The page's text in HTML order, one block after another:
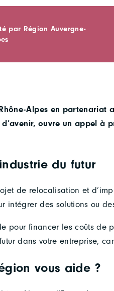
par Région Auvergne-
Alpes en partenariat
d’avenir, ouvre un appel
du futur
de relocalisation et
intégrer des solutions ou
pour financer les coûts de
dans votre entreprise,
vous aide ?